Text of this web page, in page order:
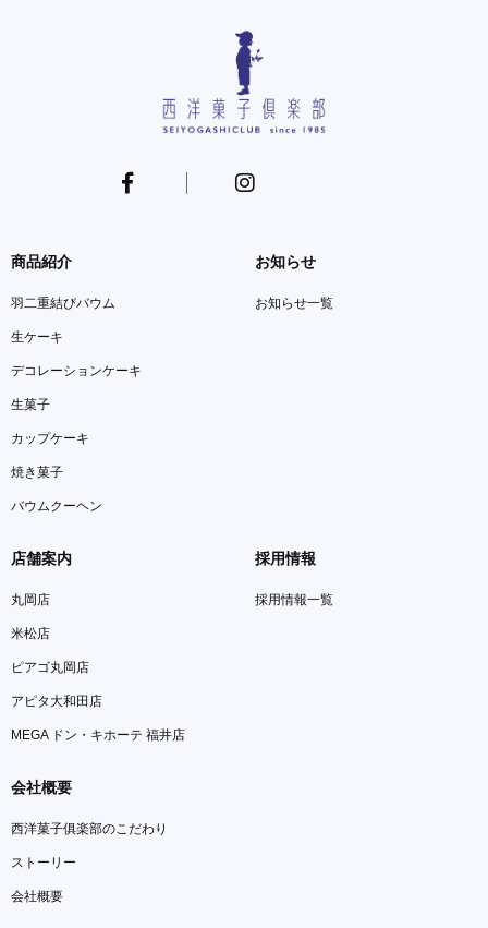
商品紹介
羽二重結びバウム
生ケーキ
デコレーションケーキ
生菓子
カップケーキ
焼き菓子
バウムクーヘン
お知らせ
お知らせ一覧
店舗案内
丸岡店
米松店
ピアゴ丸岡店
アピタ大和田店
MEGA ドン・キホーテ 福井店
採用情報
採用情報一覧
会社概要
西洋菓子俱楽部のこだわり
ストーリー
会社概要